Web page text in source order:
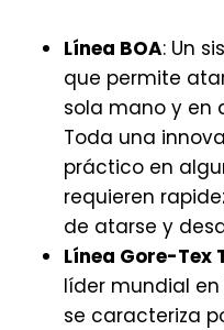
Línea BOA: Un
que permite
sola mano y en
Toda una
práctico en
requieren
de atarse y
Línea Gore-Tex
líder mundial
se caracteriza